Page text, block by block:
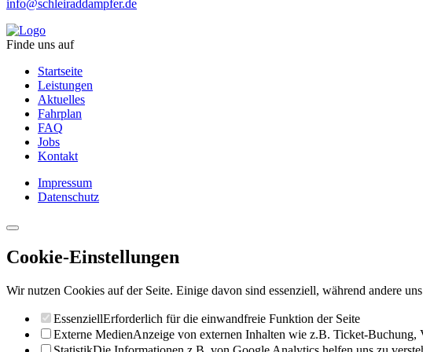
info@schleiraddampfer.de
Finde uns auf
Startseite
Leistungen
Aktuelles
Fahrplan
FAQ
Jobs
Kontakt
Impressum
Datenschutz
Cookie-Einstellungen
Wir nutzen Cookies auf der Seite. Einige davon sind essenziell, während andere
EssenziellErforderlich für die einwandfreie Funktion der Seite
Externe MedienAnzeige von externen Inhalten wie z.B. Ticket-Buchung,